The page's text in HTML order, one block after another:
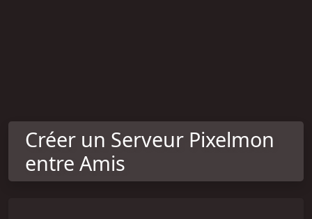
Créer un Serveur Pixelmon
entre Amis